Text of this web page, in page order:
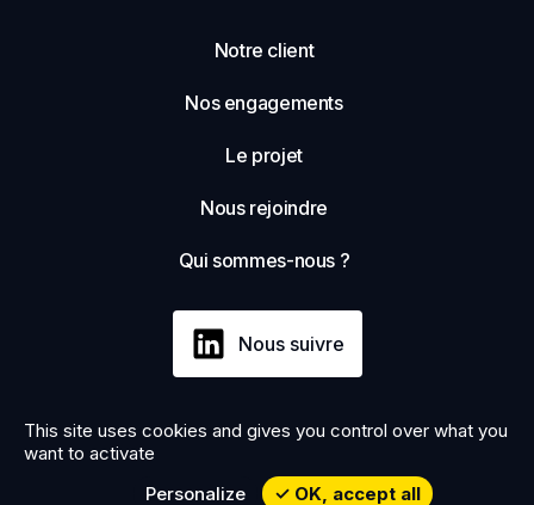
Notre client
Nos engagements
Le projet
Nous rejoindre
Qui sommes-nous ?
Nous suivre
Ce site est écoconçu
@Cielis - 2026
This site uses cookies and gives you control over what you
want to activate
Personalize
OK, accept all